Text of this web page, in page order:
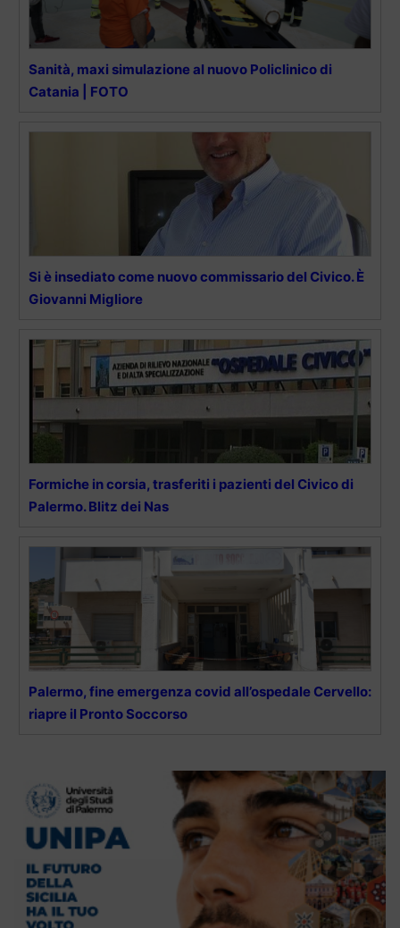
Sanità, maxi simulazione al nuovo Policlinico di
Catania | FOTO
Si è insediato come nuovo commissario del Civico. È
Giovanni Migliore
Formiche in corsia, trasferiti i pazienti del Civico di
Palermo. Blitz dei Nas
Palermo, fine emergenza covid all’ospedale Cervello:
riapre il Pronto Soccorso